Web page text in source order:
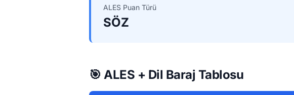
ALES Puan Türü
SÖZ
🎯 ALES + Dil Baraj Tablosu